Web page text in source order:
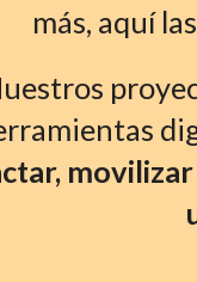
más, aquí